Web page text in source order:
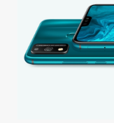
KAUPPA
VAIHDA TEEMA